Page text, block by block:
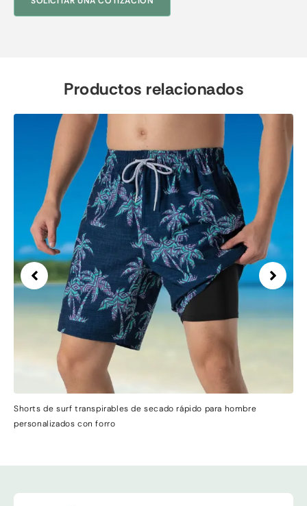
Productos relacionados
Shorts de surf transpirables de secado rápido para hombre
personalizados con forro